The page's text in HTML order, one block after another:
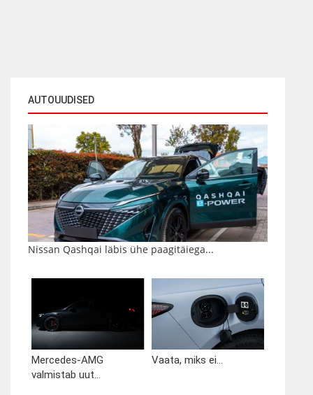
AUTOUUDISED
Nissan Qashqai läbis ühe paagitäiega...
Mercedes-AMG
valmistab uut...
Vaata, miks ei...